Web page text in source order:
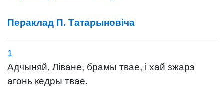
Пераклад П. Татарыновіча
1
Адчыняй, Ліване, брамы твае, і хай зжарэ
агонь кедры твае.